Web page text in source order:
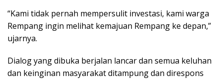
“Kami tidak pernah mempersulit investasi, kami warga
Rempang ingin melihat kemajuan Rempang ke depan,”
ujarnya.
Dialog yang dibuka berjalan lancar dan semua keluhan
dan keinginan masyarakat ditampung dan direspons